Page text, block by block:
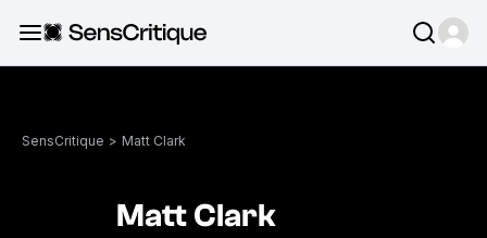
SensCritique > Matt Clark
Matt Clark